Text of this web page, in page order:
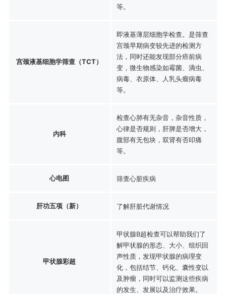
等。
宫颈液基细胞学筛查（TCT）
即液基薄层细胞学检查。是筛查
宫颈早期病变较先进的检测方
法，同时还能发现部分癌前病
变，微生物感染如霉菌、滴虫、
病毒、衣原体、人乳头瘤病毒
等。
内科
检查心肺有无杂音，杂音性质，
心律是否规则，肝脾是否增大，
腹部有无包块，双肾有否叩痛
等。
心电图 筛查心脏疾病
肝功五项（新） 了解肝脏代谢情况
甲状腺彩超
甲状腺B超检查可以帮助我们了
解甲状腺的形态、大小、组织回
声性质，发现甲状腺的病理变
化，包括结节、钙化、囊性变以
及肿瘤，同时可以监测这些疾病
的发生、发展以及治疗效果。